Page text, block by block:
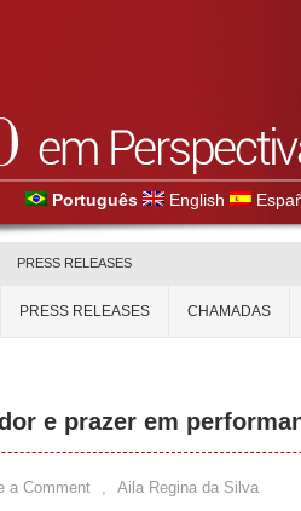
Português English
PRESS RELEASES
PRESS RELEASES CHAMADAS
e prazer em
a Comment , Aila Regina da Silva